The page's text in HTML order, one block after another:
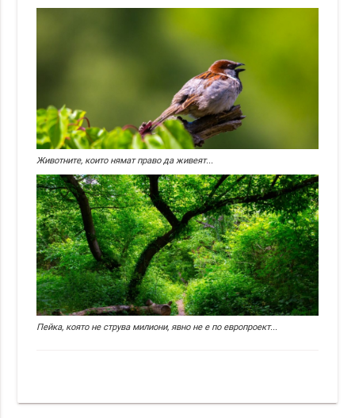
Животните, които нямат право да живеят...
Пейка, която не струва милиони, явно не е по европроект...